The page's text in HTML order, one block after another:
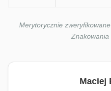
Merytorycznie
Znakowania
Maciej